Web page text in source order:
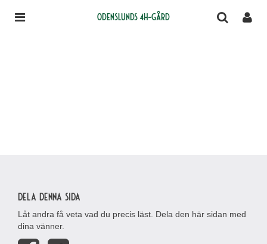
Odenslunds 4H-gård
Dela denna sida
Låt andra få veta vad du precis läst. Dela den här sidan med
dina vänner.